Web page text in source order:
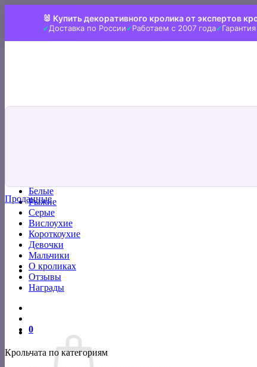
🐰 Купить декоративного кролика от экспертов
Доставка по России Работаем с 2007 года
Белые
Рыжие
Серые
Вислоухие
Короткоухие
Девочки
Мальчики
О кроликах
Отзывы
Награды
0
Проданные
Крольчата по категориям